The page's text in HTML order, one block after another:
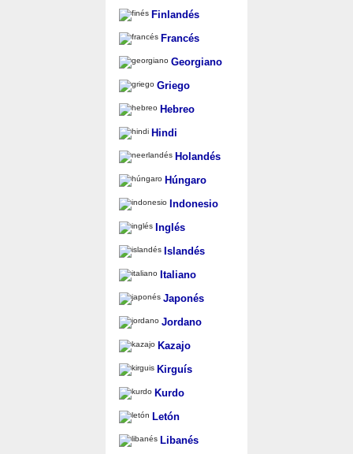
Finlandés
Francés
Georgiano
Griego
Hebreo
Hindi
Holandés
Húngaro
Indonesio
Inglés
Islandés
Italiano
Japonés
Jordano
Kazajo
Kirguís
Kurdo
Letón
Libanés